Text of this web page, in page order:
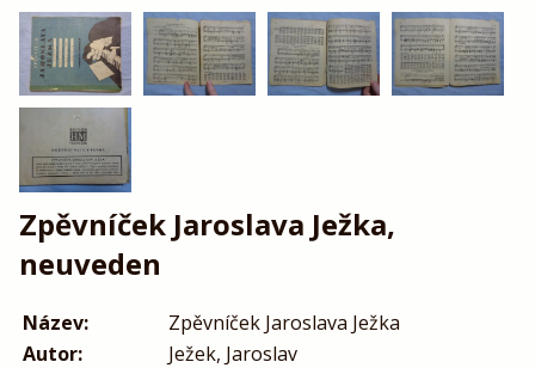
Zpěvníček Jaroslava Ježka,
neuveden
Název:
Zpěvníček Jaroslava Ježka
Autor:
Ježek, Jaroslav